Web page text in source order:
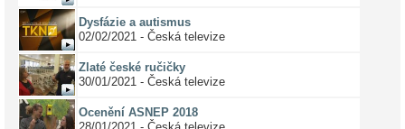
Dysfázie a autismus
02/02/2021 - Česká televize
Zlaté české ručičky
30/01/2021 - Česká televize
Ocenění ASNEP 2018
28/01/2021 - Česká televize